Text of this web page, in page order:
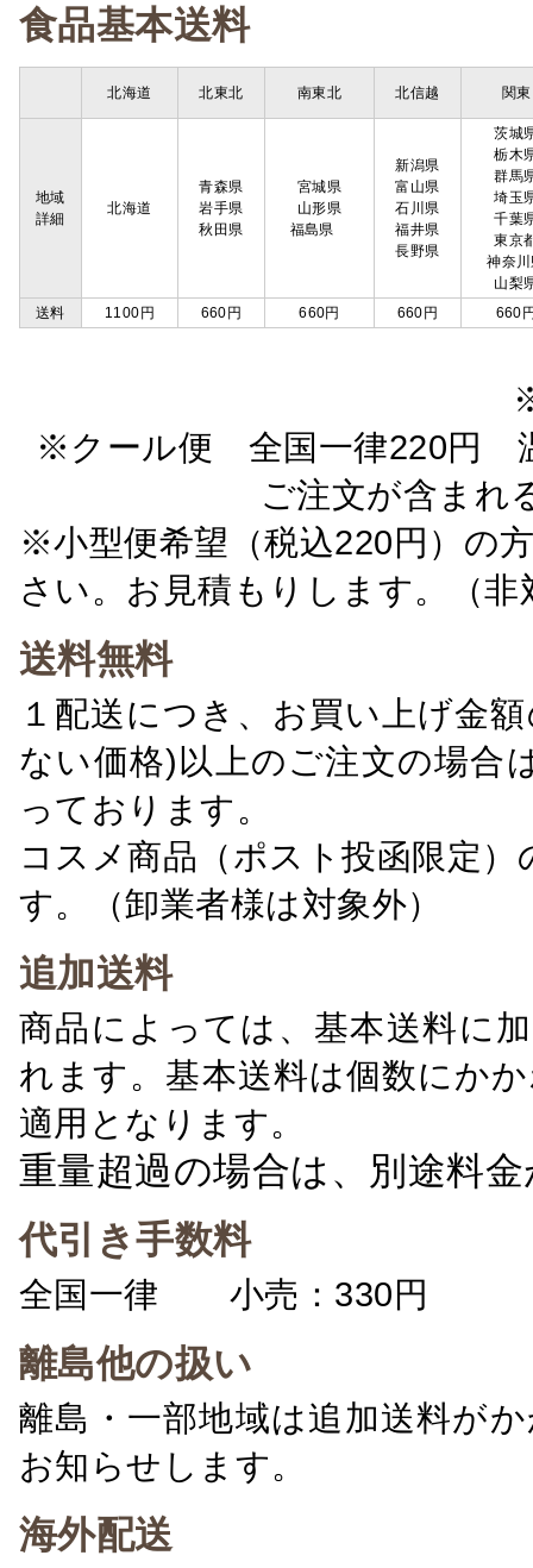
食品基本送料
北海道 北東北 南東北 北信越 関東
地域
詳細
北海道
青森県
岩手県
秋田県
宮城県
山形県
福島県
新潟県
富山県
石川県
福井県
長野県
茨城
栃木
群馬
埼玉
千葉
東京
神奈
山梨
送料
1100円 660円 660円 660円 660
※クール便 全国一律220円
ご注文が含ま
※小型便希望（税込220円）の
さい。お見積もりします。（非
送料無料
１配送につき、お買い上げ金
ない価格)以上のご注文の場合
っております。
コスメ商品（ポスト投函限定
す。（卸業者様は対象外）
追加送料
商品によっては、基本送料に
れます。基本送料は個数にか
適用となります。
重量超過の場合は、別途料
代引き手数料
全国一律 小売：330円 卸
離島他の扱い
離島・一部地域は追加送料が
お知らせします。
海外配送